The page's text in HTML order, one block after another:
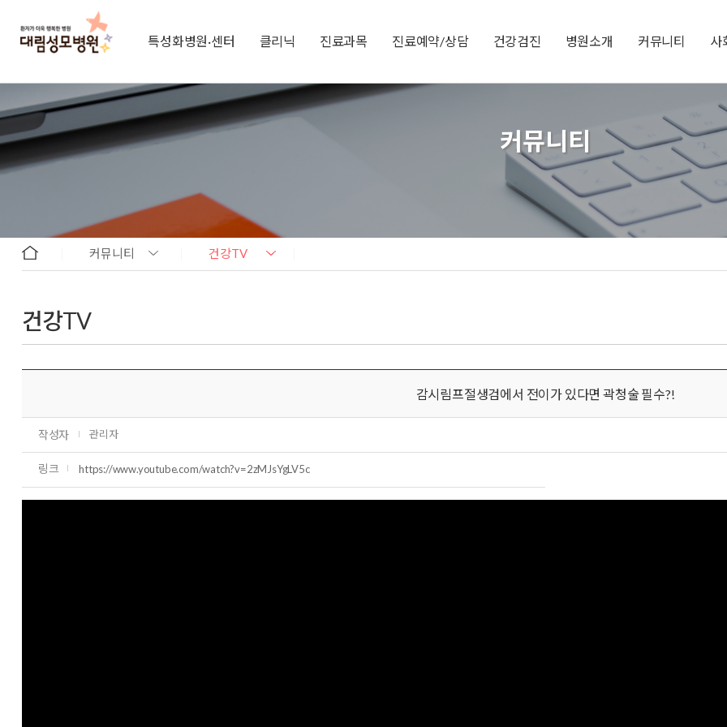
특성화병원·센터 클리닉 진료과목 진료예약/상담 건강검진 병원소개 커뮤니티 사
커뮤니티
커뮤니티 건강TV
건강TV
감시림프절생검에서 전이가 있다면 곽청술 필수?!
작성자 관리자
링크 https://www.youtube.com/watch?v=2zMJsYgLV5c